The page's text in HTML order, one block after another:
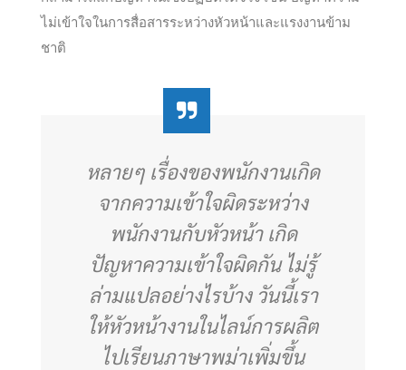
ไม่เข้าใจในการสื่อสารระหว่างหัวหน้าและแรงงานข้าม
ชาติ
หลายๆ เรื่องของพนักงานเกิด
จากความเข้าใจผิดระหว่าง
พนักงานกับหัวหน้า เกิด
ปัญหาความเข้าใจผิดกัน ไม่รู้
ล่ามแปลอย่างไรบ้าง วันนี้เรา
ให้หัวหน้างานในไลน์การผลิต
ไปเรียนภาษาพม่าเพิ่มขึ้น